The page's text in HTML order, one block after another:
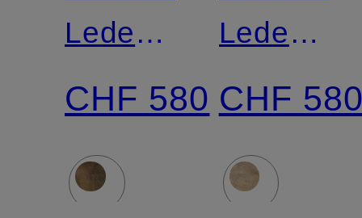
Lederhose
KARWENDEL
CHF 580 CHF